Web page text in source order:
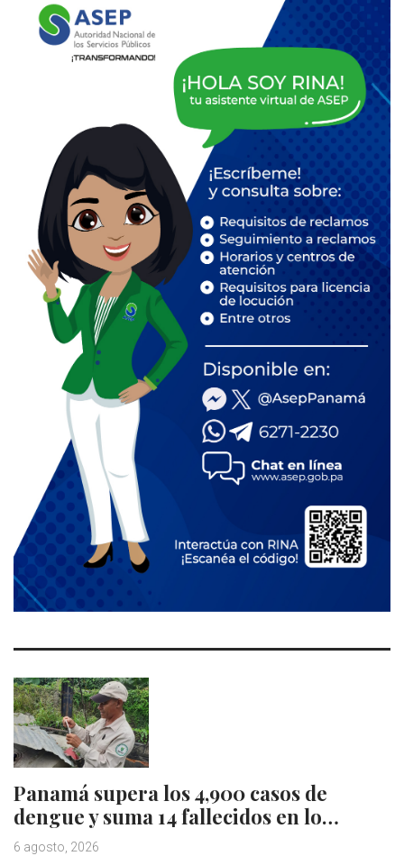
Panamá supera los 4,900 casos de
dengue y suma 14 fallecidos en lo…
6 agosto, 2026